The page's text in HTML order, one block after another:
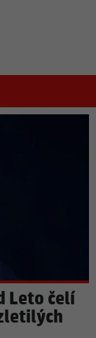
Leto čelí